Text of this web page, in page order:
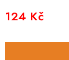
124 Kč